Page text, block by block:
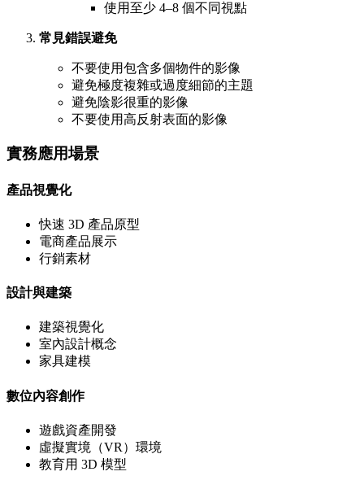
使用至少 4–8 個不同視點
常見錯誤避免
不要使用包含多個物件的影像
避免極度複雜或過度細節的主題
避免陰影很重的影像
不要使用高反射表面的影像
實務應用場景
產品視覺化
快速 3D 產品原型
電商產品展示
行銷素材
設計與建築
建築視覺化
室內設計概念
家具建模
數位內容創作
遊戲資產開發
虛擬實境（VR）環境
教育用 3D 模型